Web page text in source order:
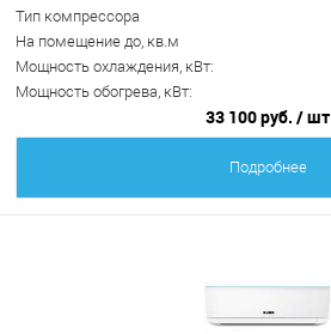
Тип компрессора
На помещение до, кв.м
Мощность охлаждения, кВт:
Мощность обогрева, кВт:
33 100 руб. / шт
Подробнее